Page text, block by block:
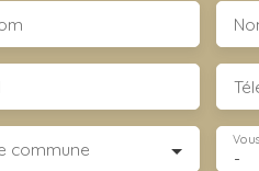
commune -